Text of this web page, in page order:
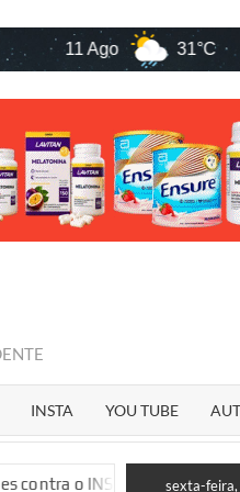
11 Ago 31°C
INSTA YOU TUBE
no Maranhão sexta-